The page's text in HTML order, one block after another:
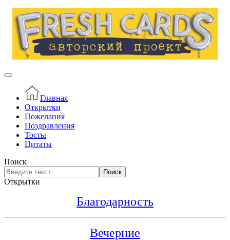
Главная
Открытки
Пожелания
Поздравления
Тосты
Цитаты
Поиск
Поиск
Открытки
Благодарность
Вечерние